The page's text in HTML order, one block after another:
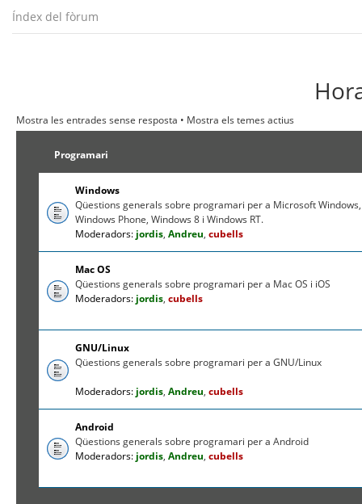
Índex del fòrum
Mostra les entrades sense resposta • Mostra els temes actius
Programari
Windows
Qüestions generals sobre programari per a Microsoft Windows,
Windows Phone, Windows 8 i Windows RT.
Moderadors: jordis,Andreu,cubells
Mac OS
Qüestions generals sobre programari per a Mac OS i iOS
Moderadors: jordis,cubells
GNU/Linux
Qüestions generals sobre programari per a GNU/Linux
Moderadors: jordis,Andreu,cubells
Android
Qüestions generals sobre programari per a Android
Moderadors: jordis,Andreu,cubells